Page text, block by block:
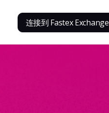
连接到 Fastex Exchange